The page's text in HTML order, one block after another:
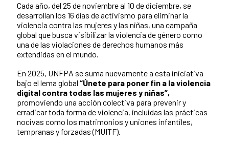
Cada año, del 25 de noviembre al 10 de diciembre, se
desarrollan los 16 días de activismo para eliminar la
violencia contra las mujeres y las niñas, una campaña
global que busca visibilizar la violencia de género como
una de las violaciones de derechos humanos más
extendidas en el mundo.
En 2025, UNFPA se suma nuevamente a esta iniciativa
bajo el lema global “Únete para poner fin a la violencia
digital contra todas las mujeres y niñas”,
promoviendo una acción colectiva para prevenir y
erradicar toda forma de violencia, incluidas las prácticas
nocivas como los matrimonios y uniones infantiles,
tempranas y forzadas (MUITF).